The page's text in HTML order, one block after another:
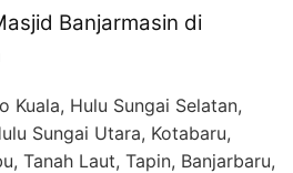
Banjarmasin di
Kuala, Hulu Sungai Selatan,
Sungai Utara, Kotabaru,
Tanah Laut, Tapin, Banjarbaru,